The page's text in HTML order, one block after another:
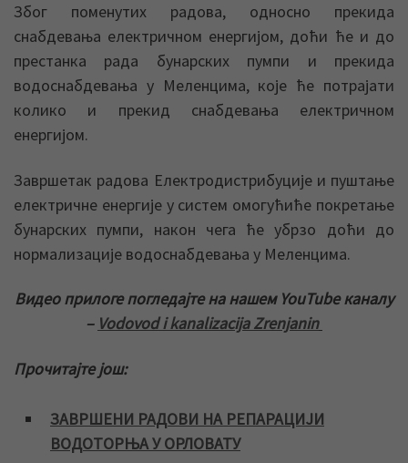
Због поменутих радова, односно прекида
снабдевања електричном енергијом, доћи ће и до
престанка рада бунарских пумпи и прекида
водоснабдевања у Меленцима, које ће потрајати
колико и прекид снабдевања електричном
енергијом.
Завршетак радова Електродистрибуције и пуштање
електричне енергије у систем омогућиће покретање
бунарских пумпи, након чега ће убрзо доћи до
нормализације водоснабдевања у Меленцима.
Видео прилоге погледајте на нашем YouTube каналу
– Vodovod i kanalizacija Zrenjanin
Прочитајте још:
ЗАВРШЕНИ РАДОВИ НА РЕПАРАЦИЈИ
ВОДОТОРЊА У ОРЛОВАТУ